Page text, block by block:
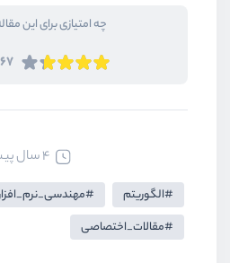
چه امتیازی برای این
3.67
4 سال پیش
الگوریتم
مقالات_اختصاصی